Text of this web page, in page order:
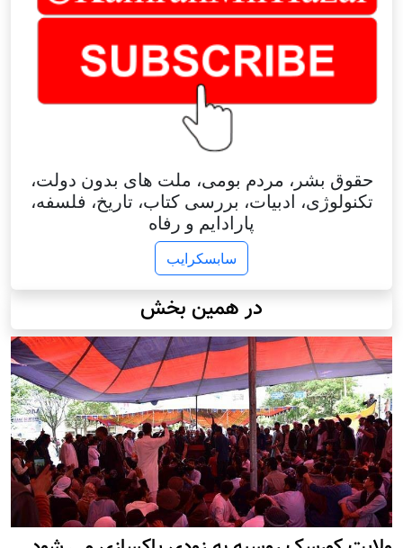
حقوق بشر، مردم بومی، ملت های بدون دولت،
تکنولوژی، ادبیات، بررسی کتاب، تاریخ، فلسفه،
پارادایم و رفاه
سابسکرایب
در همین بخش